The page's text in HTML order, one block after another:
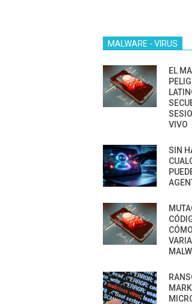
MALWARE - VIRUS
EL
VIVO
SIN